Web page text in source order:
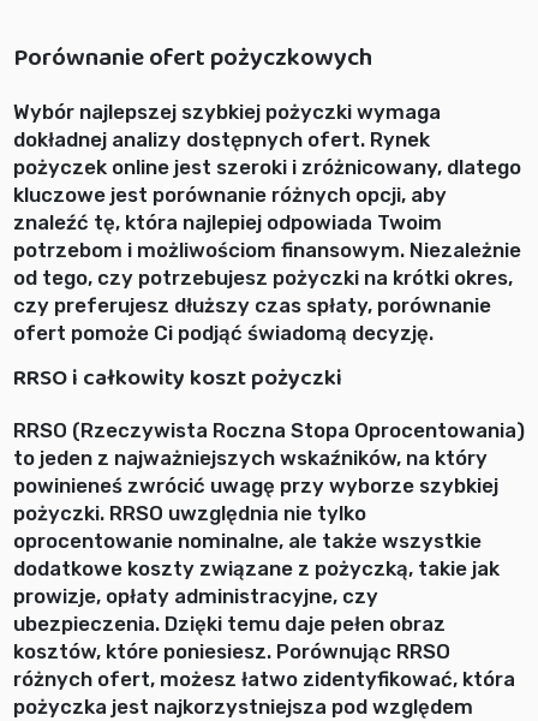
Porównanie ofert pożyczkowych
Wybór najlepszej szybkiej pożyczki wymaga
dokładnej analizy dostępnych ofert. Rynek
pożyczek online jest szeroki i zróżnicowany, dlatego
kluczowe jest porównanie różnych opcji, aby
znaleźć tę, która najlepiej odpowiada Twoim
potrzebom i możliwościom finansowym. Niezależnie
od tego, czy potrzebujesz pożyczki na krótki okres,
czy preferujesz dłuższy czas spłaty, porównanie
ofert pomoże Ci podjąć świadomą decyzję.
RRSO i całkowity koszt pożyczki
RRSO (Rzeczywista Roczna Stopa Oprocentowania)
to jeden z najważniejszych wskaźników, na który
powinieneś zwrócić uwagę przy wyborze szybkiej
pożyczki. RRSO uwzględnia nie tylko
oprocentowanie nominalne, ale także wszystkie
dodatkowe koszty związane z pożyczką, takie jak
prowizje, opłaty administracyjne, czy
ubezpieczenia. Dzięki temu daje pełen obraz
kosztów, które poniesiesz. Porównując RRSO
różnych ofert, możesz łatwo zidentyfikować, która
pożyczka jest najkorzystniejsza pod względem